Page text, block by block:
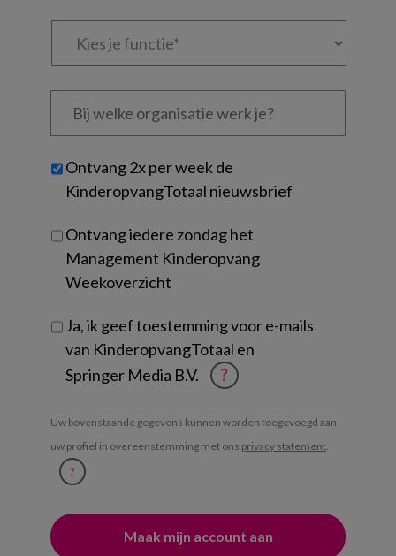
Kies
Bij
welke
je?
Untitled
Ontvang 2x per week de
KinderopvangTotaal nieuwsbrief
Ontvang iedere zondag het
Management Kinderopvang
Weekoverzicht
Ja, ik geef toestemming voor e-mails
van KinderopvangTotaal en
Springer Media B.V.
?
Uw bovenstaande gegevens kunnen worden toegevoegd aan
uw profiel in overeenstemming met ons privacy statement
?